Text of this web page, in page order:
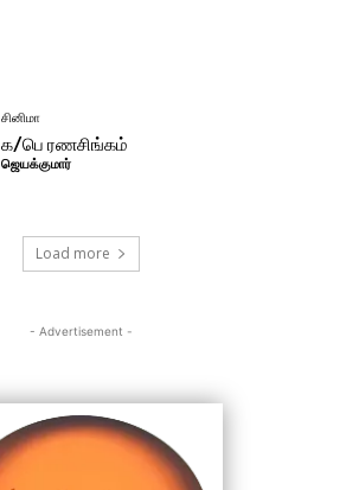
சினிமா
க/பெ ரணசிங்கம்
ஜெயக்குமார்
Load more
- Advertisement -